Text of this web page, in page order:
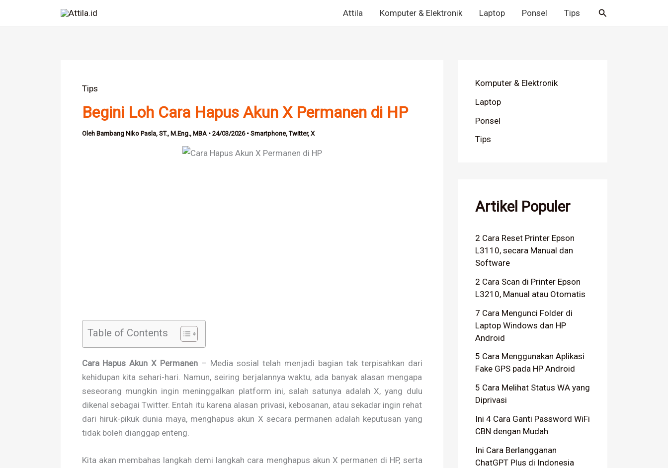
Attila Komputer & Elektronik Laptop Ponsel Tips Cari
Tips
Begini Loh Cara Hapus Akun X Permanen di HP
Oleh Bambang Niko Pasla, ST., M.Eng., MBA • 24/03/2026 • Smartphone,Twitter, X
Table of Contents
Cara Hapus Akun X Permanen – Media sosial telah menjadi bagian tak terpisahkan dari
kehidupan kita sehari-hari. Namun, seiring berjalannya waktu, ada banyak alasan mengapa
seseorang mungkin ingin meninggalkan platform ini, salah satunya adalah X, yang dulu
dikenal sebagai Twitter. Entah itu karena alasan privasi, kebosanan, atau sekadar ingin rehat
dari hiruk-pikuk dunia maya, menghapus akun X secara permanen adalah keputusan yang
tidak boleh dianggap enteng.
Kita akan membahas langkah demi langkah cara menghapus akun X permanen di HP, serta
Komputer & Elektronik
Laptop
Ponsel
Tips
Artikel Populer
2 Cara Reset Printer Epson
L3110, secara Manual dan
Software
2 Cara Scan di Printer Epson
L3210, Manual atau Otomatis
7 Cara Mengunci Folder di
Laptop Windows dan HP
Android
5 Cara Menggunakan Aplikasi
Fake GPS pada HP Android
5 Cara Melihat Status WA yang
Diprivasi
Ini 4 Cara Ganti Password WiFi
CBN dengan Mudah
Ini Cara Berlangganan
ChatGPT Plus di Indonesia